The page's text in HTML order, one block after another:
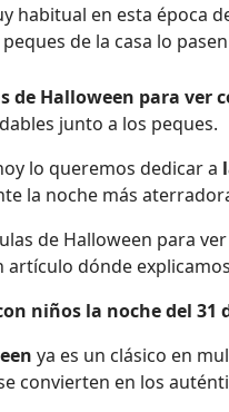
habitual en esta época
de la casa lo
de Halloween para ver
junto a los peques.
lo queremos dedicar a
la noche más
de Halloween para
dónde explicamos
niños la noche del 31
ya es un clásico en
convierten en los